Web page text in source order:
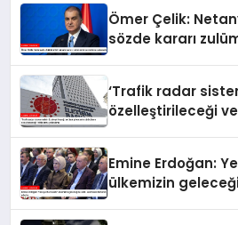
Ömer Çelik:
sözde kararı
‘Trafik radar
özelleştirileceği
Emine Erdoğan:
ülkemizin